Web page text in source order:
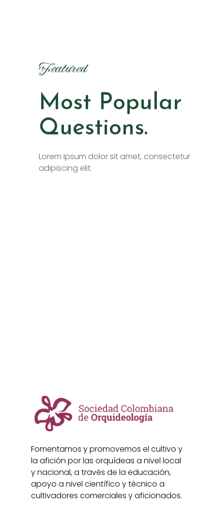
Featured
Most Popular
Questions.
Lorem ipsum dolor sit amet, consectetur
adipiscing elit.
Fomentamos y promovemos el cultivo y
la afición por las orquídeas a nivel local
y nacional, a través de la educación,
apoyo a nivel científico y técnico a
cultivadores comerciales y aficionados.